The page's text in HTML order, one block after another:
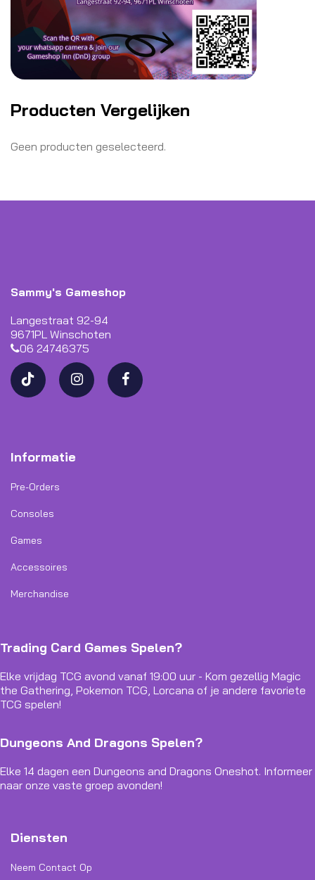
Producten Vergelijken
Geen producten geselecteerd.
Sammy's Gameshop
Langestraat 92-94
9671PL Winschoten
06 24746375
Informatie
Pre-Orders
Consoles
Games
Accessoires
Merchandise
Trading Card Games Spelen?
Elke vrijdag TCG avond vanaf 19:00 uur - Kom gezellig Magic
the Gathering, Pokemon TCG, Lorcana of je andere favoriete
TCG spelen!
Dungeons And Dragons Spelen?
Elke 14 dagen een Dungeons and Dragons Oneshot. Informeer
naar onze vaste groep avonden!
Diensten
Neem Contact Op